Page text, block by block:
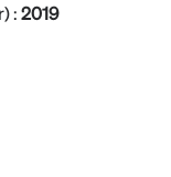
:2019